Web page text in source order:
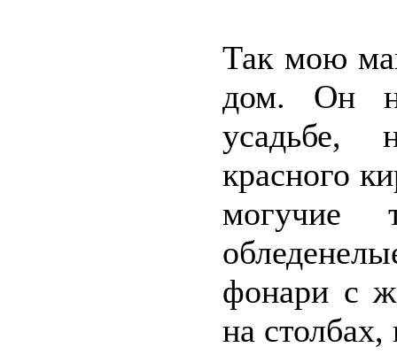
Так мою
дом. Он
усадьбе,
красного
могучие
фонари с
на столбах,